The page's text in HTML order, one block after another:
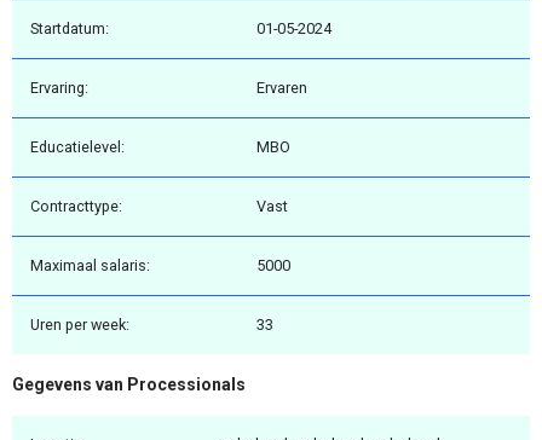
Startdatum: 01-05-2024
Ervaring: Ervaren
Educatielevel: MBO
Contracttype: Vast
Maximaal salaris: 5000
Uren per week: 33
Gegevens van Processionals